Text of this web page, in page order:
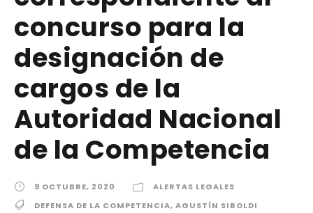
concurso para la
designación de
cargos de la
Autoridad Nacional
de la Competencia
9 OCTUBRE, 2020
ALERTAS LEGALES
DEFENSA DE LA COMPETENCIA, AGUSTÍN SIBOLDI